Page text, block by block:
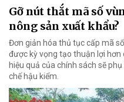
Gỡ nút thắt mã số
nông sản xuất khẩu?
Đơn giản hóa thủ tục cấp mã
được kỳ vọng tạo thuận lợi hơn
hiệu quả của chính sách sẽ
chế hậu kiểm.